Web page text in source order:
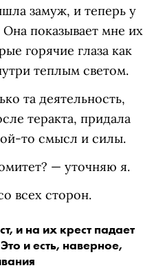
замуж, и теперь у
показывает мне их
горячие глаза как
теплым светом.
та деятельность,
теракта, придала
то смысл и силы.
— уточняю я.
всех сторон.
и на их крест падает
и есть, наверное,